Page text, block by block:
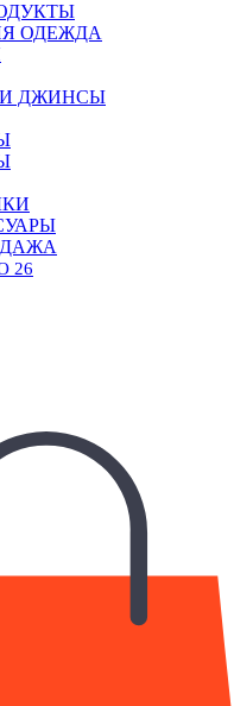
ОДЕЖДА
ДЖИНСЫ
26